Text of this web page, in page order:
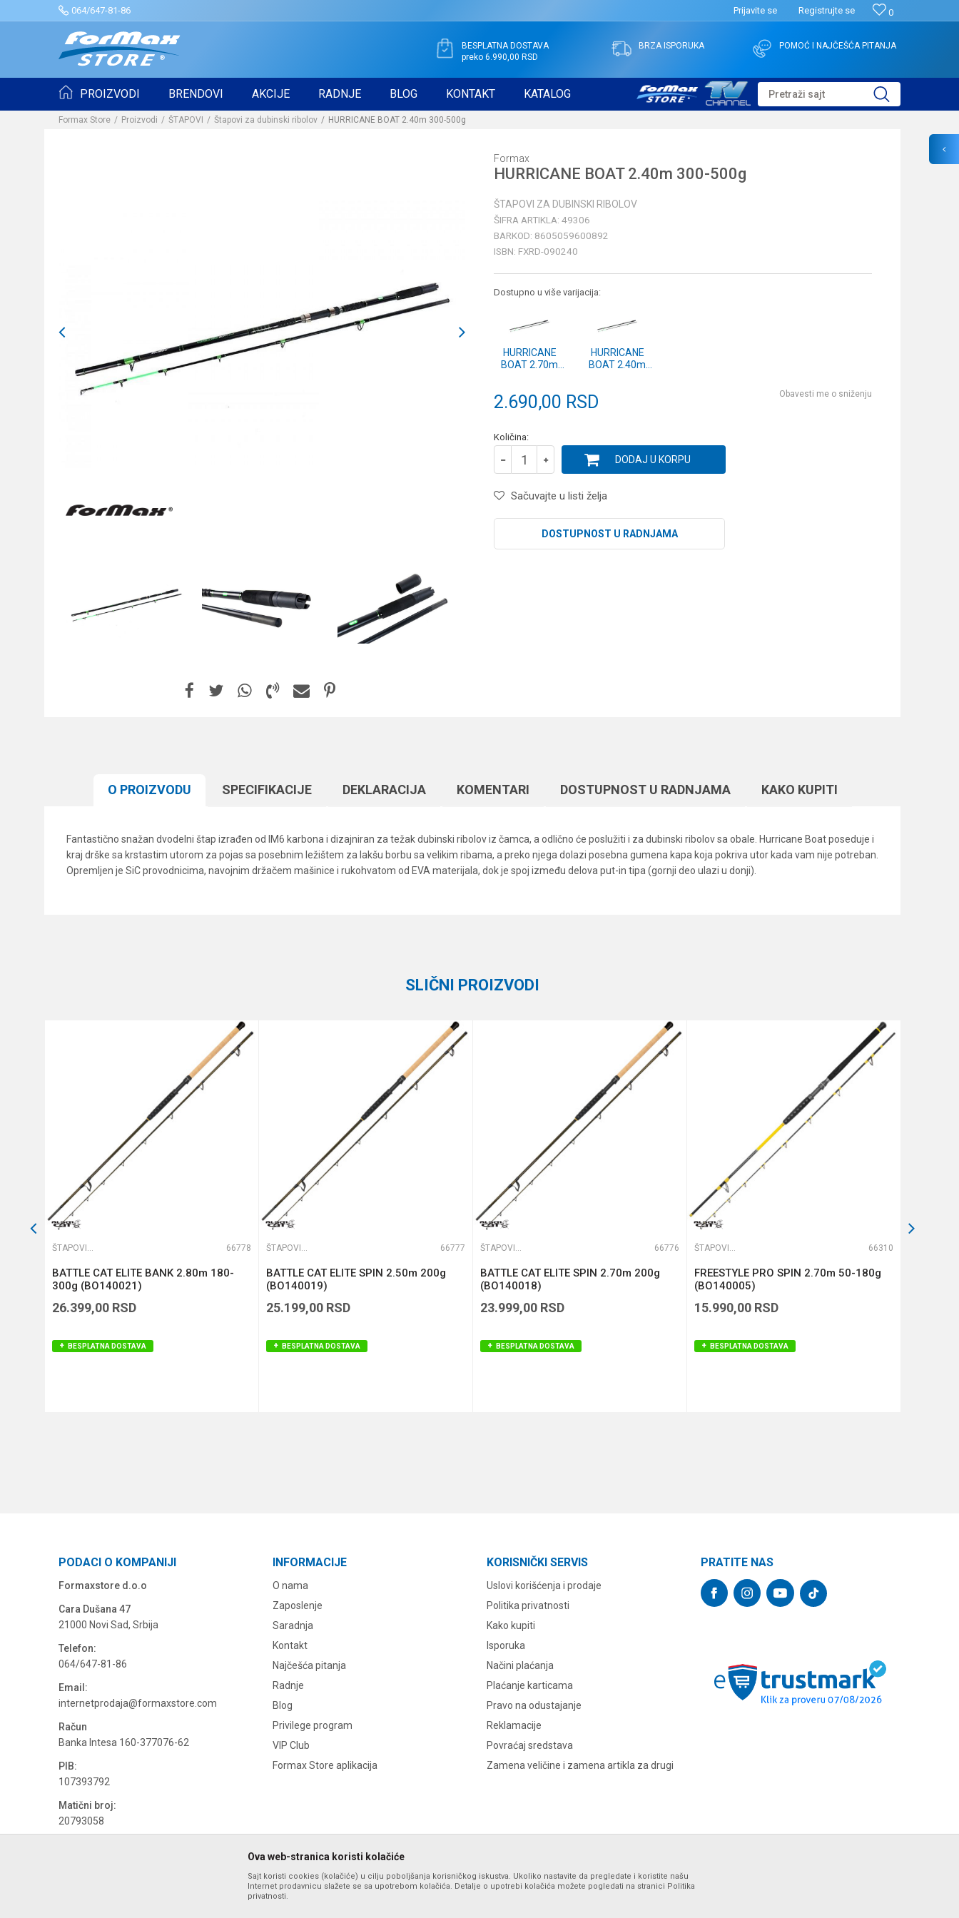
064/647-81-86 0
Prijavite se Registrujte se
BESPLATNA DOSTAVA
preko 6.990,00 RSD
BRZA ISPORUKA POMOĆ I NAJČEŠĆA PITANJA
PROIZVODI BRENDOVI AKCIJE RADNJE BLOG KONTAKT KATALOG Pretraži sajt
Formax Store Proizvodi ŠTAPOVI Štapovi za dubinski ribolov HURRICANE BOAT 2.40m 300-500g
Formax
HURRICANE BOAT 2.40m 300-500g
ŠTAPOVI ZA DUBINSKI RIBOLOV
ŠIFRA ARTIKLA: 49306
BARKOD: 8605059600892
ISBN: FXRD-090240
Dostupno u više varijacija:
HURRICANE
BOAT 2.70m
HURRICANE
BOAT 2.40m
2.690,00 RSD Obavesti me o sniženju
Količina:
DODAJ U KORPU
Sačuvajte u listi želja
DOSTUPNOST U RADNJAMA
O PROIZVODU SPECIFIKACIJЕ DEKLARACIJA KOMENTARI DOSTUPNOST U RADNJAMA KAKO KUPITI
Fantastično snažan dvodelni štap izrađen od IM6 karbona i dizajniran za težak dubinski ribolov iz čamca, a odlično će poslužiti i za dubinski ribolov sa obale. Hurricane Boat poseduje i
kraj drške sa krstastim utorom za pojas sa posebnim ležištem za lakšu borbu sa velikim ribama, a preko njega dolazi posebna gumena kapa koja pokriva utor kada vam nije potreban.
Opremljen je SiC provodnicima, navojnim držačem mašinice i rukohvatom od EVA materijala, dok je spoj između delova put-in tipa (gornji deo ulazi u donji).
Formax
Anti-spam zaštita - izračunajte koliko je 6 - 1 :
SLIČNI PROIZVODI
ŠTAPOVI ZA DUBINSKI RIBOLOV 66778
BATTLE CAT ELITE BANK 2.80m 180-
300g (BO140021)
26.399,00 RSD
BESPLATNA DOSTAVA
ŠTAPOVI ZA DUBINSKI RIBOLOV 66777
BATTLE CAT ELITE SPIN 2.50m 200g
(BO140019)
25.199,00 RSD
BESPLATNA DOSTAVA
ŠTAPOVI ZA DUBINSKI RIBOLOV 66776
BATTLE CAT ELITE SPIN 2.70m 200g
(BO140018)
23.999,00 RSD
BESPLATNA DOSTAVA
ŠTAPOVI ZA DUBINSKI RIBOLOV 66310
FREESTYLE PRO SPIN 2.70m 50-180g
(BO140005)
15.990,00 RSD
BESPLATNA DOSTAVA
PODACI O KOMPANIJI
Formaxstore d.o.o
Cara Dušana 47
21000 Novi Sad, Srbija
Telefon:
064/647-81-86
Email:
internetprodaja@formaxstore.com
Račun
Banka Intesa 160-377076-62
PIB:
107393792
Matični broj:
20793058
INFORMACIJE
O nama
Zaposlenje
Saradnja
Kontakt
Najčešća pitanja
Radnje
Blog
Privilege program
VIP Club
Formax Store aplikacija
KORISNIČKI SERVIS
Uslovi korišćenja i prodaje
Politika privatnosti
Kako kupiti
Isporuka
Načini plaćanja
Plaćanje karticama
Pravo na odustajanje
Reklamacije
Povraćaj sredstava
Zamena veličine i zamena artikla za drugi
PRATITE NAS
Ova web-stranica koristi kolačiće
Sajt koristi cookies (kolačiće) u cilju poboljšanja korisničkog iskustva. Ukoliko nastavite da pregledate i koristite našu
Internet prodavnicu slažete se sa upotrebom kolačića. Detalje o upotrebi kolačića možete pogledati na stranici Politika
privatnosti.